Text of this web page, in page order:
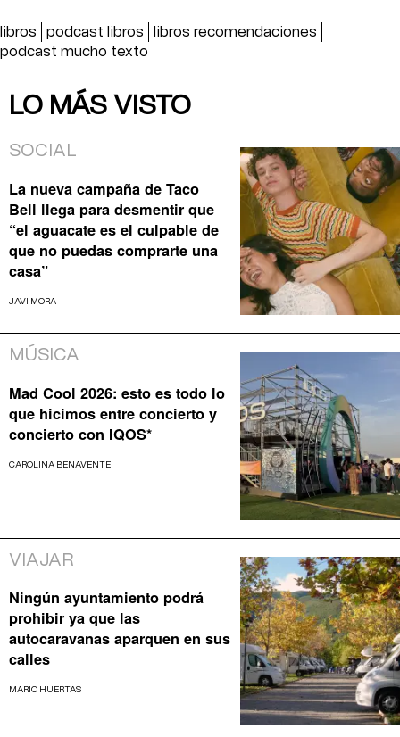
libros podcast libros
libros recomendaciones
podcast mucho texto
LO MÁS VISTO
SOCIAL
La nueva campaña de Taco
Bell llega para desmentir que
“el aguacate es el culpable de
que no puedas comprarte una
casa”
JAVI MORA
MÚSICA
Mad Cool 2026: esto es todo lo
que hicimos entre concierto y
concierto con IQOS*
CAROLINA BENAVENTE
VIAJAR
Ningún ayuntamiento podrá
prohibir ya que las
autocaravanas aparquen en sus
calles
MARIO HUERTAS